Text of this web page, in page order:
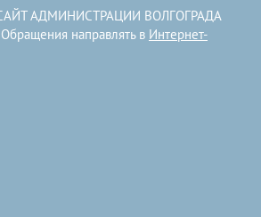
АДМИНИСТРАЦИИ ВОЛГОГРАДА
направлять в Интернет-